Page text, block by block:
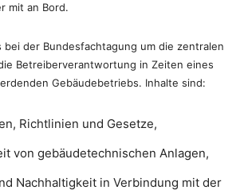
mit an Bord.
bei der Bundesfachtagung um die zentralen
Betreiberverantwortung in Zeiten eines
Gebäudebetriebs. Inhalte sind:
Richtlinien und Gesetze,
von gebäudetechnischen Anlagen,
Nachhaltigkeit in Verbindung mit der